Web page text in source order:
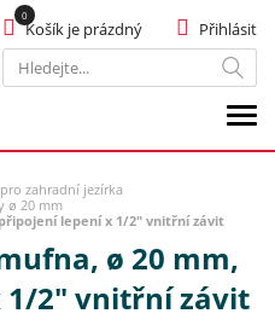
Hledat
Přihlásit
Košík je prázdný
zahradní jezírka
ø 20 mm
lepení x 1/2" vnitřní závit
ø 20 mm,
1/2" vnitřní závit